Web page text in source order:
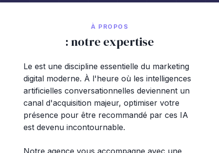
À PROPOS
: notre expertise
Le est une discipline essentielle du marketing
digital moderne. À l'heure où les intelligences
artificielles conversationnelles deviennent un
canal d'acquisition majeur, optimiser votre
présence pour être recommandé par ces IA
est devenu incontournable.
Notre agence vous accompagne avec une